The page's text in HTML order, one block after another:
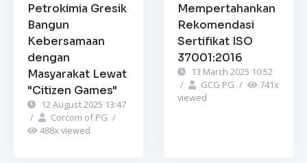
Petrokimia Gresik
Bangun
Kebersamaan
dengan
Masyarakat Lewat
"Citizen Games"
12 August 2025 13:47
/
Corcom of PG /
488x viewed
Mempertahankan
Rekomendasi
Sertifikat ISO
37001:2016
13 March 2025 10:52
/
GCG PG / 741x
viewed